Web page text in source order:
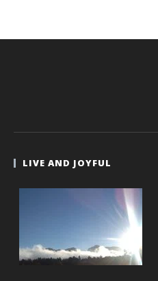
LIVE AND JOYFUL